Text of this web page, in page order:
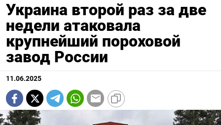
Украина второй раз за две
недели атаковала
крупнейший пороховой
завод России
11.06.2025